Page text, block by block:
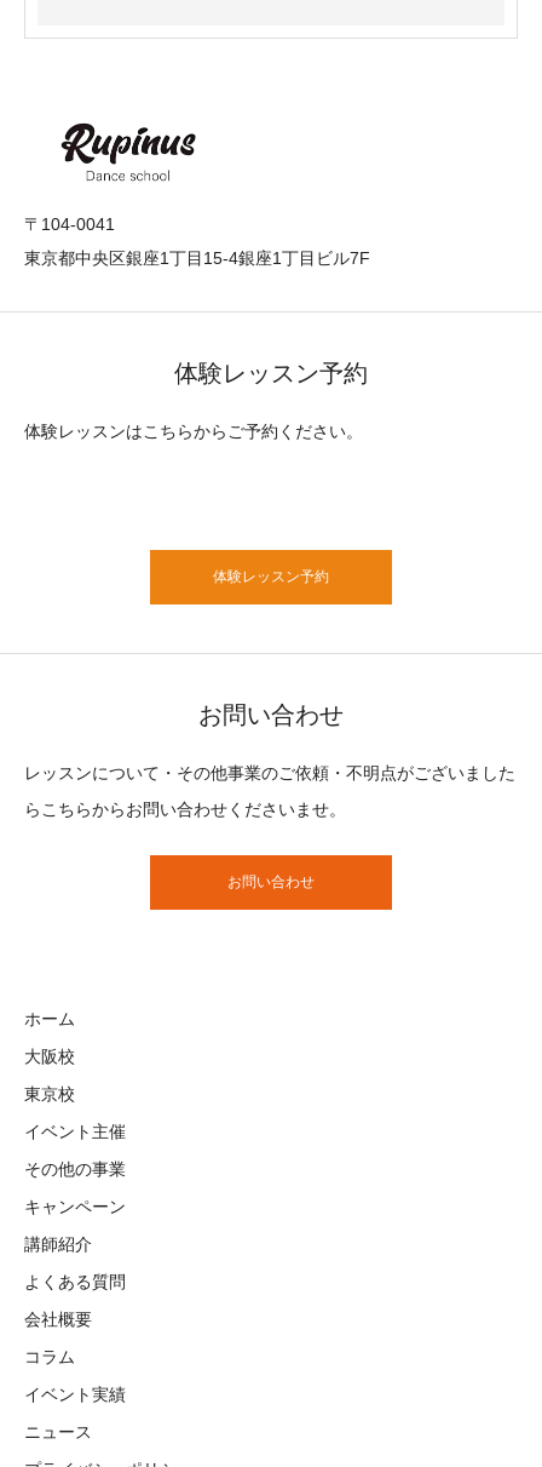
〒104-0041
東京都中央区銀座1丁目15-4銀座1丁目ビル7F
体験レッスン予約
体験レッスンはこちらからご予約ください。
体験レッスン予約
お問い合わせ
レッスンについて・その他事業のご依頼・不明点がございました
らこちらからお問い合わせくださいませ。
お問い合わせ
ホーム
大阪校
東京校
イベント主催
その他の事業
キャンペーン
講師紹介
よくある質問
会社概要
コラム
イベント実績
ニュース